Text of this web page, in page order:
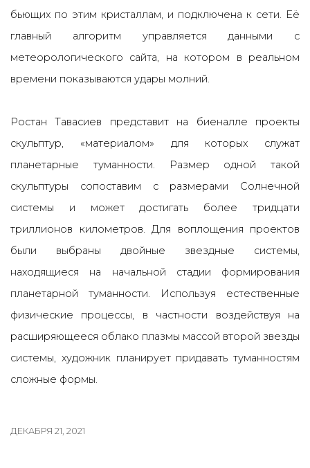
бьющих по этим кристаллам, и подключена к сети. Её
главный алгоритм управляется данными с
метеорологического сайта, на котором в реальном
времени показываются удары молний.
Ростан Тавасиев представит на биеналле проекты
скульптур, «материалом» для которых служат
планетарные туманности. Размер одной такой
скульптуры сопоставим с размерами Солнечной
системы и может достигать более тридцати
триллионов километров. Для воплощения проектов
были выбраны двойные звездные системы,
находящиеся на начальной стадии формирования
планетарной туманности. Используя естественные
физические процессы, в частности воздействуя на
расширяющееся облако плазмы массой второй звезды
системы, художник планирует придавать туманностям
сложные формы.
ДЕКАБРЯ 21, 2021